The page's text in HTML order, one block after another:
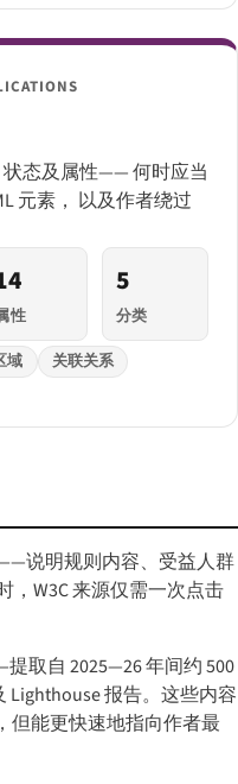
状态及属性—— 何时应当
元素， 以及作者绕过
性
5
分类
域 关联关系
说明规则内容、受益人群
，W3C 来源仅需一次点击
取自 2025—26 年间约 500
Lighthouse 报告。这些内容
能更快速地指向作者最